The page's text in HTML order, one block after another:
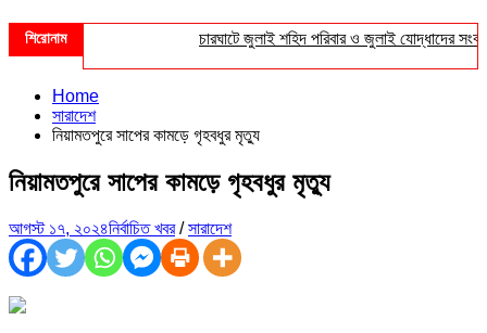
শিরোনাম চারঘাটে জুলাই শহিদ পরিবার ও জুলাই যোদ্ধাদের সংবর্ধনা
Home
সারাদেশ
নিয়ামতপুরে সাপের কামড়ে গৃহবধুর মৃত্যু
নিয়ামতপুরে সাপের কামড়ে গৃহবধুর মৃত্যু
আগস্ট ১৭, ২০২৪নির্বাচিত খবর/সারাদেশ